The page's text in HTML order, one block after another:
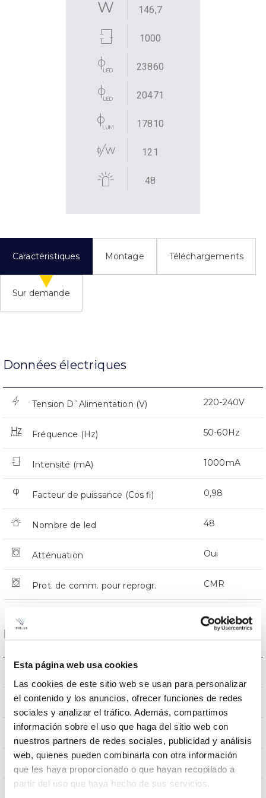
Esta página web usa cookies
Las cookies de este sitio web se usan para personalizar
el contenido y los anuncios, ofrecer funciones de redes
sociales y analizar el tráfico. Además, compartimos
información sobre el uso que haga del sitio web con
nuestros partners de redes sociales, publicidad y análisis
web, quienes pueden combinarla con otra información
que les haya proporcionado o que hayan recopilado a
partir del uso que haya hecho de sus servicios.
146,7
1000
23860
20471
17810
121
48
Caractéristiques Montage Téléchargements
Sur demande
Données électriques
Tension D`Alimentation (V) 220-240V
Fréquence (Hz) 50-60Hz
Intensité (mA) 1000mA
Facteur de puissance (Cos fi) 0,98
Nombre de led 48
Atténuation Oui
Prot. de comm. pour reprogr. CMR
Dimensions et montage
Résistance au vent 0,180m2
7Kg
Dimensions